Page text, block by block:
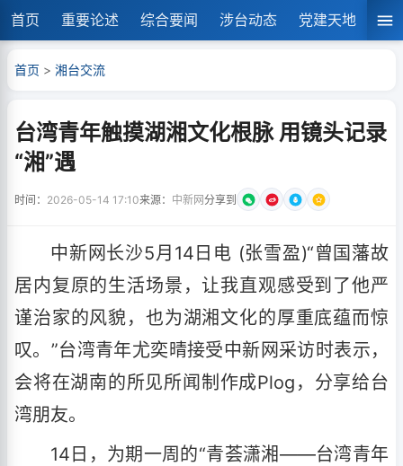
首页 重要论述 综合要闻 涉台动态 党建天地 湘
首页 > 湘台交流
台湾青年触摸湖湘文化根脉 用镜头记录
“湘”遇
时间： 2026-05-14 17:10来源： 中新网分享到
中新网长沙5月14日电 (张雪盈)“曾国藩故
居内复原的生活场景，让我直观感受到了他严
谨治家的风貌，也为湖湘文化的厚重底蕴而惊
叹。”台湾青年尤奕晴接受中新网采访时表示，
会将在湖南的所见所闻制作成Plog，分享给台
湾朋友。
14日，为期一周的“青荟潇湘——台湾青年